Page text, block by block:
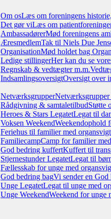
Om osLæs om foreningens
Det gør viLæs om
AmbassadørerMød foreningens
ÆresmedlemTak til Niels Due
OrganisationMød holdet bag
Ledige stillingerHer kan du se
Regnskab & vedtægter m.m.
IndsamlingsoversigtOversigt over
NetværksgrupperNetværksgrupper
Rådgivning & samtaletilbudStøtte
Heroes & Stars LegatetLegat til
Voksen WeekendWeekendophold
Feriehus til familier med organsvigt
FamiliecampCamp for familier
God bedring kuffertKuffert til
Stjernestunder LegatetLegat til
Fællesskab for unge med
God bedring bagVi sender en God
Unge LegatetLegat til unge med
Unge WeekendWeekend for unge